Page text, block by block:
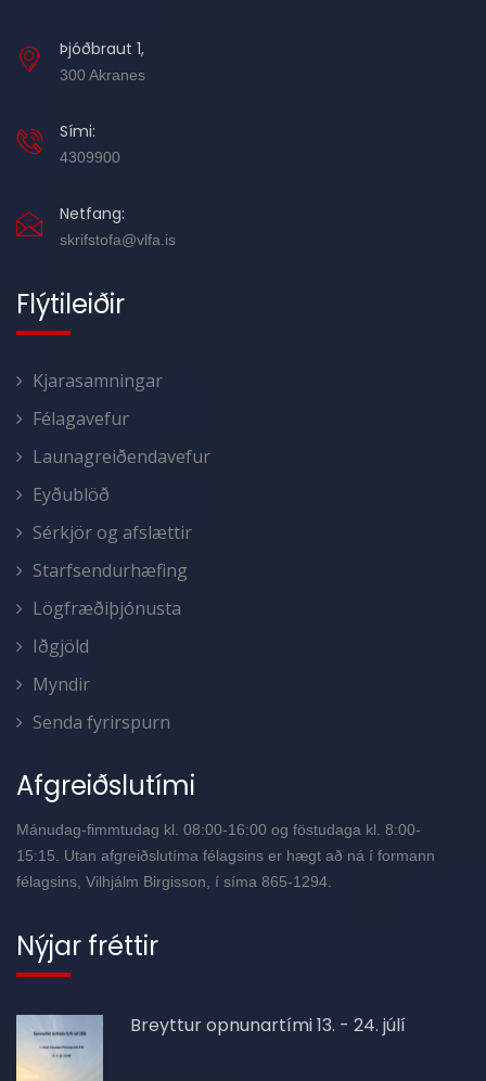
Þjóðbraut 1,
300 Akranes
Sími:
4309900
Netfang:
skrifstofa@vlfa.is
Flýtileiðir
Kjarasamningar
Félagavefur
Launagreiðendavefur
Eyðublöð
Sérkjör og afslættir
Starfsendurhæfing
Lögfræðiþjónusta
Iðgjöld
Myndir
Senda fyrirspurn
Afgreiðslutími
Mánudag-fimmtudag kl. 08:00-16:00 og föstudaga kl. 8:00-
15:15. Utan afgreiðslutíma félagsins er hægt að ná í formann
félagsins, Vilhjálm Birgisson, í síma 865-1294.
Nýjar fréttir
Breyttur opnunartími 13. - 24. júlí